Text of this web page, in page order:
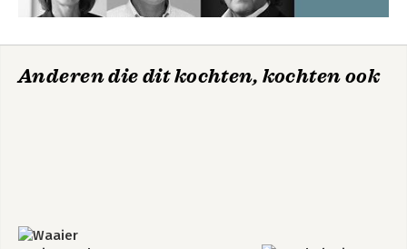
Anderen die dit kochten, kochten ook